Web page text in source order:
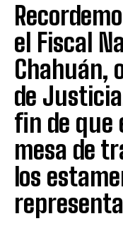
el Fiscal
Chahuán,
de
fin de que
mesa de
los